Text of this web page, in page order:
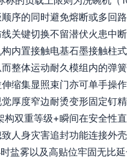
序的同时避免熔断或多回
关键切换不留潜伏火患
内置接触电基石墨接触柱
整体运动耐久模组内的弹
缩集显照束门亦可单手操
厚度窄边耐烫变形固定钉
双重等级+瞬间在安全性
人身灾害追封功能连接外
盐雾以及高贴位牢固无比